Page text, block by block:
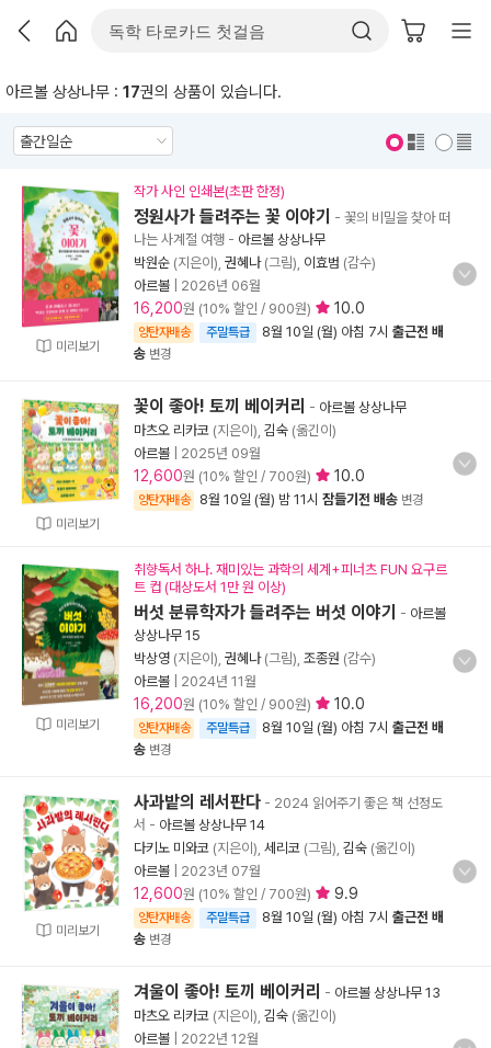
아르볼 상상나무 : 17권의 상품이 있습니다.
미리보기
작가 사인 인쇄본(초판 한정)
정원사가 들려주는 꽃 이야기
- 꽃의 비밀을 찾아 떠
나는 사계절 여행 - 아르볼 상상나무
박원순 (지은이), 권혜나(그림), 이효범 (감수)
아르볼
2026년 06월
16,200원 (10% 할인 / 900원) 10.0
양탄자배송 주말특급 8월 10일 (월) 아침 7시 출근전 배
송 변경
미리보기
꽃이 좋아! 토끼 베이커리 - 아르볼 상상나무
마츠오 리카코 (지은이), 김숙 (옮긴이)
아르볼
2025년 09월
12,600원 (10% 할인 / 700원) 10.0
양탄자배송 8월 10일 (월) 밤 11시 잠들기전 배송 변경
미리보기
취향독서 하나. 재미있는 과학의 세계+피너츠 FUN 요구르
트 컵 (대상도서 1만 원 이상)
버섯 분류학자가 들려주는 버섯 이야기 - 아르볼
상상나무 15
박상영 (지은이), 권혜나(그림), 조종원 (감수)
아르볼
2024년 11월
16,200원 (10% 할인 / 900원) 10.0
양탄자배송 주말특급 8월 10일 (월) 아침 7시 출근전 배
송 변경
미리보기
사과밭의 레서판다 - 2024 읽어주기 좋은 책 선정도
서 - 아르볼 상상나무 14
다키노 미와코 (지은이), 세리코 (그림), 김숙 (옮긴이)
아르볼
2023년 07월
12,600원 (10% 할인 / 700원) 9.9
양탄자배송 주말특급 8월 10일 (월) 아침 7시 출근전 배
송 변경
겨울이 좋아! 토끼 베이커리 - 아르볼 상상나무 13
마츠오 리카코 (지은이), 김숙 (옮긴이)
아르볼
2022년 12월